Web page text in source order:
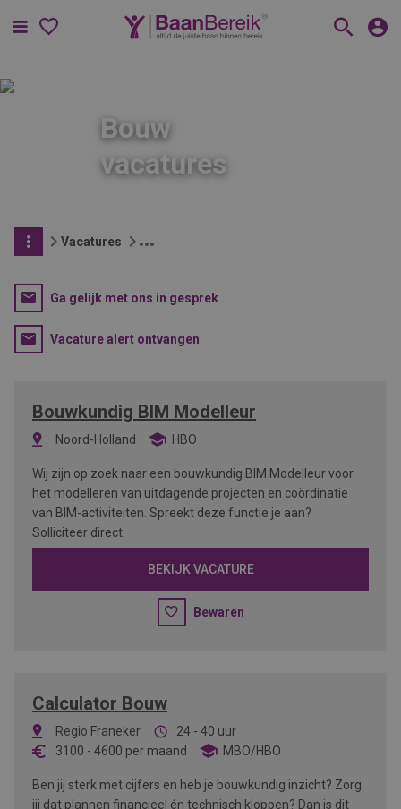
Menu
Bouw
vacatures
Vacatures
Ga gelijk met ons in gesprek
Vacature alert ontvangen
Bouwkundig BIM Modelleur
Noord-Holland HBO
Wij zijn op zoek naar een bouwkundig BIM Modelleur voor
het modelleren van uitdagende projecten en coördinatie
van BIM-activiteiten. Spreekt deze functie je aan?
Solliciteer direct.
BEKIJK VACATURE
Bewaren
Calculator Bouw
Regio Franeker
24 - 40 uur
3100 - 4600 per maand MBO/HBO
Ben jij sterk met cijfers en heb je bouwkundig inzicht? Zorg
jij dat plannen financieel én technisch kloppen? Dan is dit